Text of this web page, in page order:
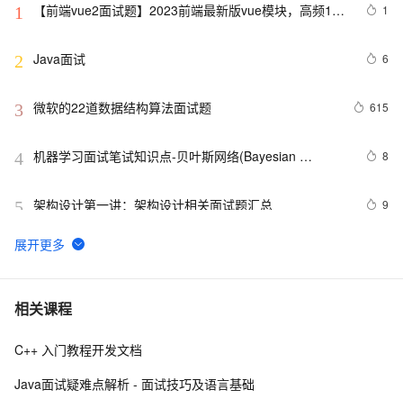
1
【前端vue2面试题】2023前端最新版vue模块，高频17
1
2 Java面试 6
3 微软的22道数据结构算法面试题 615
4 机器学习面试笔试知识点-贝叶斯网络(Bayesian
8
5 架构设计第一讲：架构设计相关面试题汇总 9
6
揭秘CSS布局神器：vw/vh、rem、%与px大PK，掌握它
7 Python深度学习面试：CNN、RNN与Transformer详解
8 10年Java面试总结：Java程序员面试必备的面试技巧
相关课程
C++ 入门教程开发文档
Java面试疑难点解析 - 面试技巧及语言基础